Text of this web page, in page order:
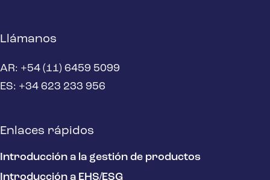
Llámanos
AR: +54 (11) 6459 5099
ES: +34 623 233 956
Enlaces rápidos
Introducción a la gestión de productos
Introducción a EHS/ESG